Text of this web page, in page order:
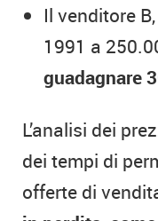
Il venditore
1991 a
guadagnare
L’analisi dei
dei tempi di
offerte di